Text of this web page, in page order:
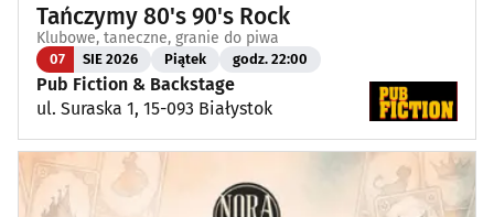
Tańczymy 80's 90's Rock
Klubowe, taneczne, granie do piwa
07 SIE 2026 Piątek godz. 22:00
Pub Fiction & Backstage
ul. Suraska 1, 15-093 Białystok